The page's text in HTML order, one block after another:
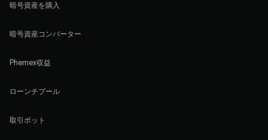
暗号資産を購入
暗号資産コンバーター
Phemex収益
ローンチプール
取引ボット